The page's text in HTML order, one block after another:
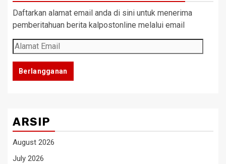
Daftarkan alamat email anda di sini untuk menerima
pemberitahuan berita kalpostonline melalui email
Alamat
Email
Berlangganan
ARSIP
August 2026
July 2026